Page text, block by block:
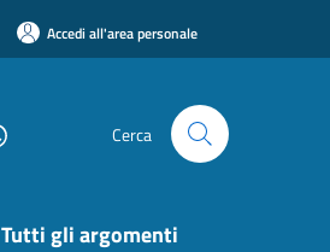
Accedi all'area personale
Cerca
Tutti gli argomenti